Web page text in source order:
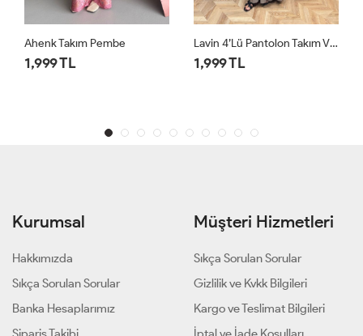
1,999 TL 1,999 TL
Kurumsal
Hakkımızda
Sıkça Sorulan Sorular
Banka Hesaplarımız
Müşteri Hizmetleri
Sıkça Sorulan Sorular
Gizlilik ve Kvkk Bilgileri
Kargo ve Teslimat Bilgileri